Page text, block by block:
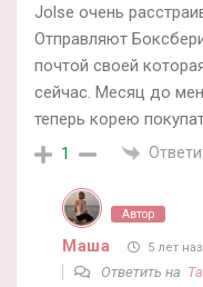
Jolse очень
Отправляют
почтой своей
сейчас. Месяц до
теперь корею
1
Автор
Маша 5 лет
Ответить на